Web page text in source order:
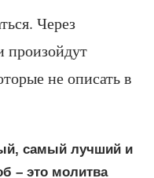
Через
произойдут
не описать в
самый лучший и
– это молитва